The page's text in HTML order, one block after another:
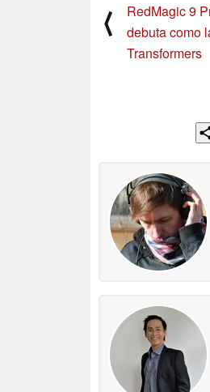
⟨
RedMagic 9
debuta como
Transformers